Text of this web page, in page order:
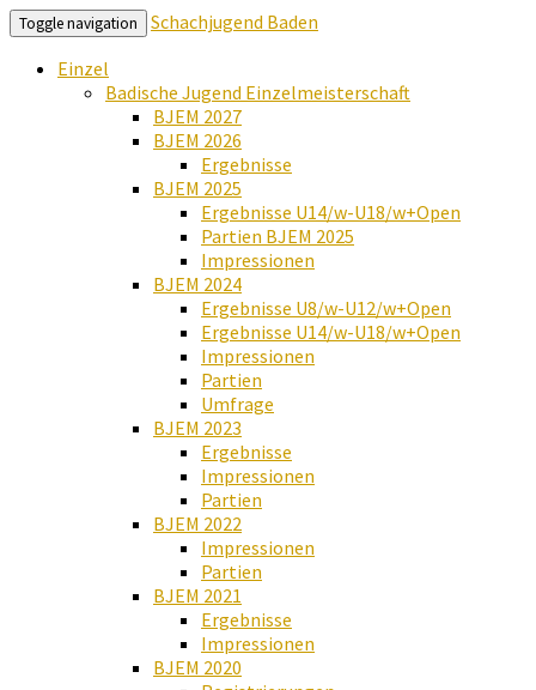
Toggle navigation
Schachjugend Baden
Einzel
Badische Jugend Einzelmeisterschaft
BJEM 2027
BJEM 2026
Ergebnisse
BJEM 2025
Ergebnisse U14/w-U18/w+Open
Partien BJEM 2025
Impressionen
BJEM 2024
Ergebnisse U8/w-U12/w+Open
Ergebnisse U14/w-U18/w+Open
Impressionen
Partien
Umfrage
BJEM 2023
Ergebnisse
Impressionen
Partien
BJEM 2022
Impressionen
Partien
BJEM 2021
Ergebnisse
Impressionen
BJEM 2020